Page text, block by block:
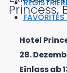
FAVORITES
Princess,
Hotel
28.
Einlass ab